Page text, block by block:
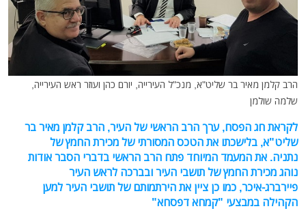
הרב קלמן מאיר בר שליט"א, מנכ"ל העירייה, יורם כהן ועוזר ראש העירייה,
שלמה שולמן
לקראת חג הפסח, ערך הרב הראשי של העיר, הרב קלמן מאיר בר
שליט"א, בלישכתו את הטכס המסורתי של מכירת החמץ של
נתניה. את המעמד המיוחד פתח הרב הראשי בדברי הסבר אודות
נוהג מכירת החמץ של תושבי העיר ובברכה לראש העיר
פיירברג-איכר, כמו כן ציין את הירתמותם של תושבי העיר למען
הקהילה במבצעי "קמחא דפסחא"